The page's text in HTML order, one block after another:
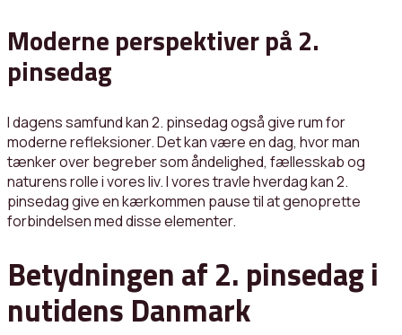
Moderne perspektiver på 2.
pinsedag
I dagens samfund kan 2. pinsedag også give rum for
moderne refleksioner. Det kan være en dag, hvor man
tænker over begreber som åndelighed, fællesskab og
naturens rolle i vores liv. I vores travle hverdag kan 2.
pinsedag give en kærkommen pause til at genoprette
forbindelsen med disse elementer.
Betydningen af 2. pinsedag i
nutidens Danmark